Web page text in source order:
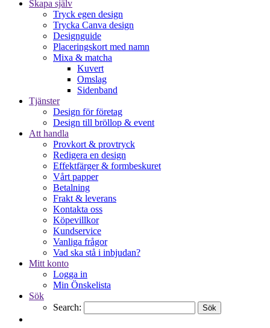
Skapa själv
Tryck egen design
Trycka Canva design
Designguide
Placeringskort med namn
Mixa & matcha
Kuvert
Omslag
Sidenband
Tjänster
Design för företag
Design till bröllop & event
Att handla
Provkort & provtryck
Redigera en design
Effektfärger & formbeskuret
Vårt papper
Betalning
Frakt & leverans
Kontakta oss
Köpevillkor
Kundservice
Vanliga frågor
Vad ska stå i inbjudan?
Mitt konto
Logga in
Min Önskelista
Sök
Search:
Sök